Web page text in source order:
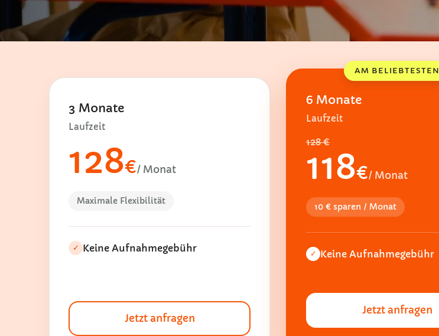
3 Monate
Laufzeit
128€/ Monat
Maximale Flexibilität
✓ Keine Aufnahmegebühr
Jetzt anfragen
AM BELIEBTESTEN
6 Monate
Laufzeit
128 €
118€/ Monat
10 € sparen / Monat
✓ Keine Aufnahmegebühr
Jetzt anfragen